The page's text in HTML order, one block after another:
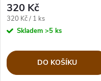
320 Kč
Měrná
cena:
320 Kč / 1 ks
Skladem >5 ks
DO KOŠÍKU